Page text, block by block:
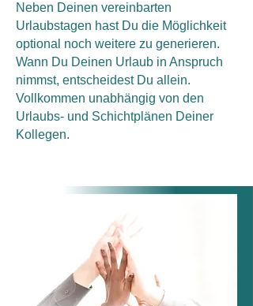
Neben Deinen vereinbarten
Urlaubstagen hast Du die Möglichkeit
optional noch weitere zu generieren.
Wann Du Deinen Urlaub in Anspruch
nimmst, entscheidest Du allein.
Vollkommen unabhängig von den
Urlaubs- und Schichtplänen Deiner
Kollegen.